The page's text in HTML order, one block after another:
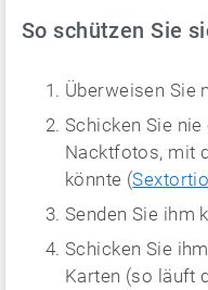
So schützen Sie
Überweisen Sie
Schicken Sie
Nacktfotos, mit
könnte (
Senden Sie ihm
Schicken Sie
Karten (so läuft